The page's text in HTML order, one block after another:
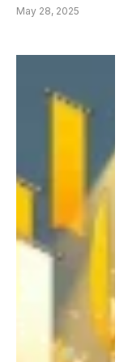
May 28, 2025